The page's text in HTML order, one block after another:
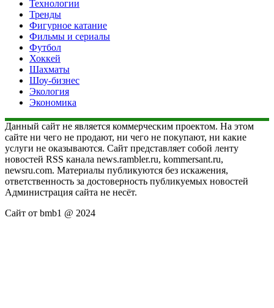
Технологии
Тренды
Фигурное катание
Фильмы и сериалы
Футбол
Хоккей
Шахматы
Шоу-бизнес
Экология
Экономика
Данный сайт не является коммерческим проектом. На этом
сайте ни чего не продают, ни чего не покупают, ни какие
услуги не оказываются. Сайт представляет собой ленту
новостей RSS канала news.rambler.ru, kommersant.ru,
newsru.com. Материалы публикуются без искажения,
ответственность за достоверность публикуемых новостей
Администрация сайта не несёт.
Сайт от bmb1 @ 2024